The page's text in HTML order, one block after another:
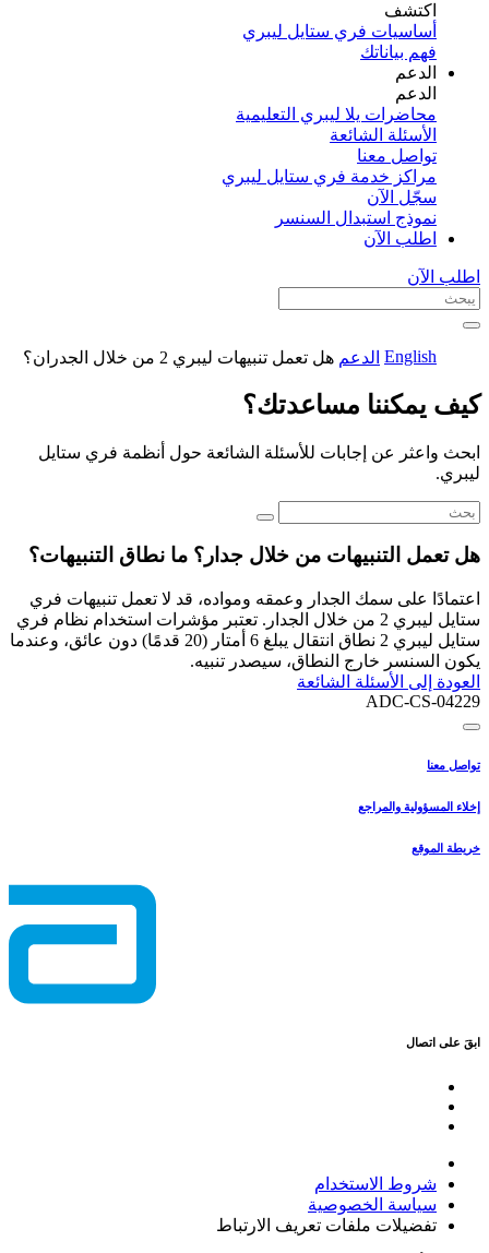
اكتشف​
أساسيات فري ستايل ليبري
فهم بياناتك
الدعم
الدعم
محاضرات يلا ليبري التعليمية
الأسئلة الشائعة
تواصل معنا
مراكز خدمة فري ستايل ليبري
سجّل الآن​
نموذج استبدال السنسر
اطلب الآن
اطلب الآن
English الدعم هل تعمل تنبيهات ليبري 2 من خلال الجدران؟
كيف يمكننا مساعدتك؟
ابحث واعثر عن إجابات للأسئلة الشائعة حول أنظمة فري ستايل
ليبري.
هل تعمل التنبيهات من خلال جدار؟ ما نطاق التنبيهات؟
اعتمادًا على سمك الجدار وعمقه ومواده، قد لا تعمل تنبيهات فري
ستايل ليبري 2 من خلال الجدار. تعتبر مؤشرات استخدام نظام فري
ستايل ليبري 2 نطاق انتقال يبلغ 6 أمتار (20 قدمًا) دون عائق، وعندما
يكون السنسر خارج النطاق، سيصدر تنبيه.
العودة إلى الأسئلة الشائعة
ADC-CS-04229
تواصل معنا
إخلاء المسؤولية والمراجع
خريطة الموقع
ابقَ على اتصال
شروط الاستخدام
سياسة الخصوصية
تفضيلات ملفات تعريف الارتباط